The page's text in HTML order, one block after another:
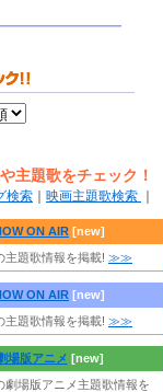
主題歌をチェック！
検索 映画主題歌検索
ON AIR [new]
主題歌情報を掲載! ≫≫
ON AIR [new]
主題歌情報を掲載! ≫≫
場版アニメ [new]
場版アニメ主題歌情報を